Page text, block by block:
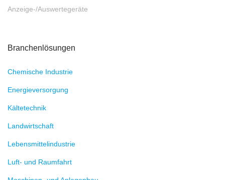
Anzeige-/Auswertegeräte
Branchenlösungen
Chemische Industrie
Energieversorgung
Kältetechnik
Landwirtschaft
Lebensmittelindustrie
Luft- und Raumfahrt